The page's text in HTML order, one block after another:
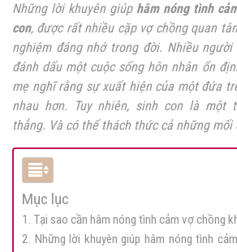
Những lời khuyên giúp hâm nóng tình
con, được rất nhiều cặp vợ chồng quan
nghiệm đáng nhớ trong đời. Nhiều
đánh dấu một cuộc sống hôn nhân ổn
mẹ nghĩ rằng sự xuất hiện của một đứa
nhau hơn. Tuy nhiên, sinh con là một
thẳng. Và có thể thách thức cả những
Mục lục
1. Tại sao cần hâm nóng tình cảm vợ chồng
2. Những lời khuyên giúp hâm nóng tình